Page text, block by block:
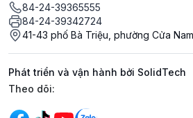
84-24-39365555
84-24-39342724
41-43 phố Bà Triệu, phường Cửa
Phát triển và vận hành bởi SolidTech
Mạng xã hội
Theo dõi: